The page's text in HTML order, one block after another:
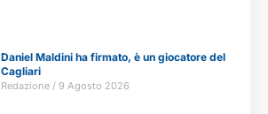
Daniel Maldini ha firmato, è un giocatore del
Cagliari
Redazione 9 Agosto 2026